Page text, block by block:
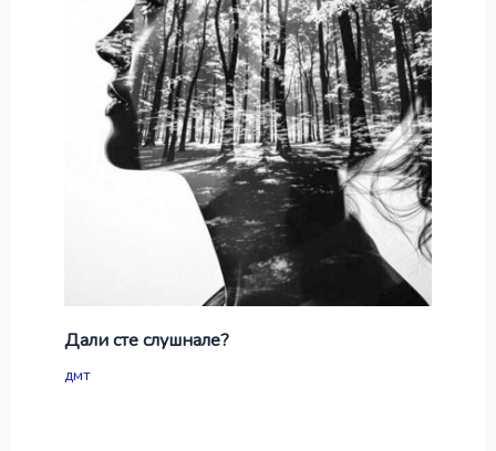
Дали сте слушнале?
дмт